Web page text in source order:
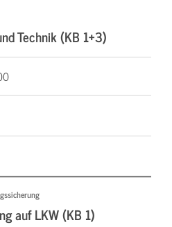
Technik (KB 1+3)
auf LKW (KB 1)